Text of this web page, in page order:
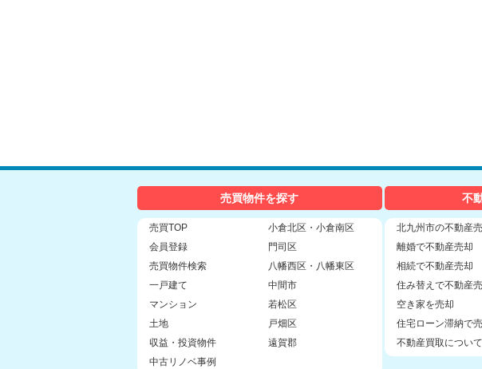
売買物件を探す
売買TOP
会員登録
売買物件検索
一戸建て
マンション
土地
収益・投資物件
中古リノベ事例
小倉北区・小倉南区
門司区
八幡西区・八幡東区
中間市
若松区
戸畑区
遠賀郡
不
北九州市の不動産
離婚で不動産売却
相続で不動産売却
住み替えで不動産
空き家を売却
住宅ローン滞納で
不動産買取について